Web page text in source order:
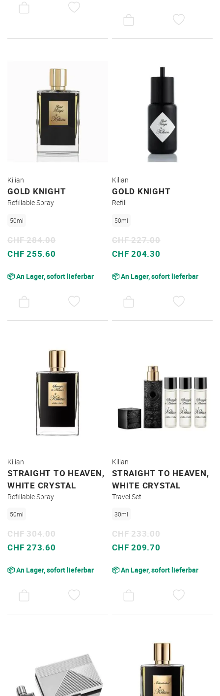
Kilian
GOLD KNIGHT
Refillable Spray
50ml
Sonderpreis
CHF 255.60
CHF 284.00
📦 An Lager, sofort lieferbar
Kilian
GOLD KNIGHT
Refill
50ml
Sonderpreis
CHF 204.30
CHF 227.00
📦 An Lager, sofort lieferbar
Kilian
STRAIGHT TO HEAVEN,
WHITE CRYSTAL
Refillable Spray
50ml
Sonderpreis
CHF 273.60
CHF 304.00
📦 An Lager, sofort lieferbar
Kilian
STRAIGHT TO HEAVEN,
WHITE CRYSTAL
Travel Set
30ml
Sonderpreis
CHF 209.70
CHF 233.00
📦 An Lager, sofort lieferbar